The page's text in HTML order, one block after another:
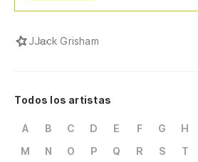
JJack Grisham
Todos los artistas
A B C D E F G H
M
N O P Q R S T